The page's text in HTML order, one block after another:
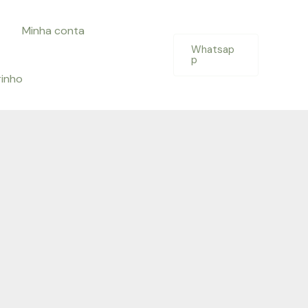
Minha conta
Whatsap
p